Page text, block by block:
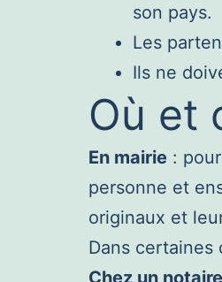
son pays.
Les
Ils ne
Où et
En mairie :
personne et
originaux et
Dans
Chez un notaire